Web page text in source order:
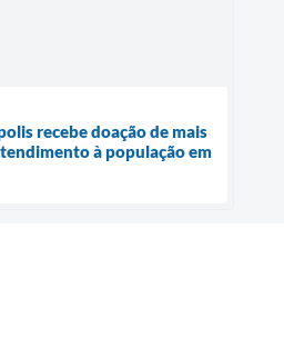
recebe doação de mais
à população em